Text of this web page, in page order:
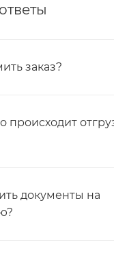
заказ?
происходит
документы на